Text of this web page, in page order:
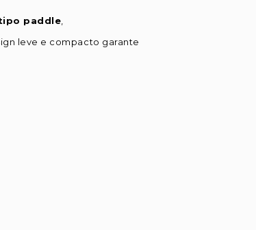
paddle
leve e compacto garante